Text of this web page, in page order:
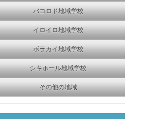
バコロド地域学校
イロイロ地域学校
ボラカイ地域学校
シキホール地域学校
その他の地域